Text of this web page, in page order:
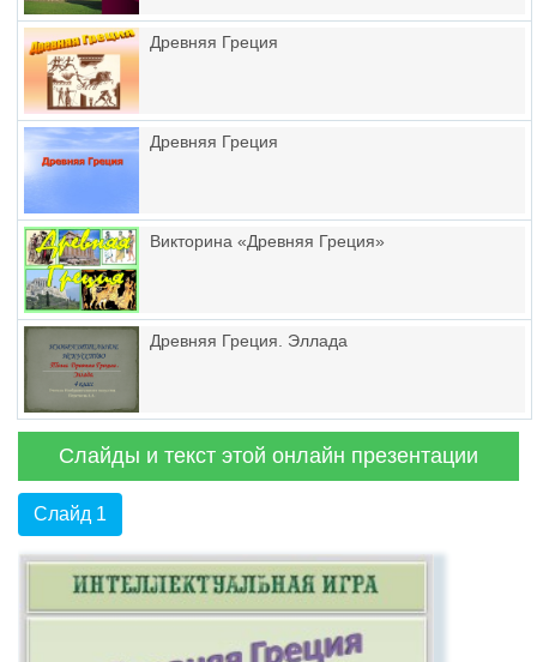
Древняя Греция
Древняя Греция
Викторина «Древняя Греция»
Древняя Греция. Эллада
Слайды и текст этой онлайн презентации
Слайд 1